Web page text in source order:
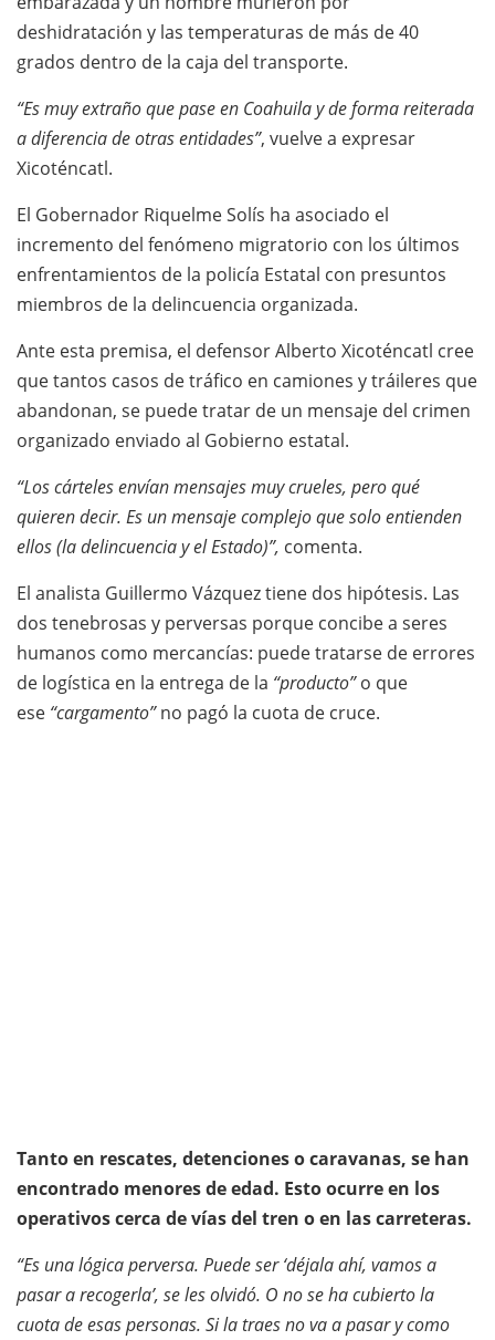
deshidratación y las temperaturas de más de 40
grados dentro de la caja del transporte.
“Es muy extraño que pase en Coahuila y de forma reiterada
a diferencia de otras entidades”, vuelve a expresar
Xicoténcatl.
El Gobernador Riquelme Solís ha asociado el
incremento del fenómeno migratorio con los últimos
enfrentamientos de la policía Estatal con presuntos
miembros de la delincuencia organizada.
Ante esta premisa, el defensor Alberto Xicoténcatl cree
que tantos casos de tráfico en camiones y tráileres que
abandonan, se puede tratar de un mensaje del crimen
organizado enviado al Gobierno estatal.
“Los cárteles envían mensajes muy crueles, pero qué
quieren decir. Es un mensaje complejo que solo entienden
ellos (la delincuencia y el Estado)”, comenta.
El analista Guillermo Vázquez tiene dos hipótesis. Las
dos tenebrosas y perversas porque concibe a seres
humanos como mercancías: puede tratarse de errores
de logística en la entrega de la “producto”o que
ese “cargamento”no pagó la cuota de cruce.
Tanto en rescates, detenciones o caravanas, se han
encontrado menores de edad. Esto ocurre en los
operativos cerca de vías del tren o en las carreteras.
“Es una lógica perversa. Puede ser ‘déjala ahí, vamos a
pasar a recogerla’, se les olvidó. O no se ha cubierto la
cuota de esas personas. Si la traes no va a pasar y como